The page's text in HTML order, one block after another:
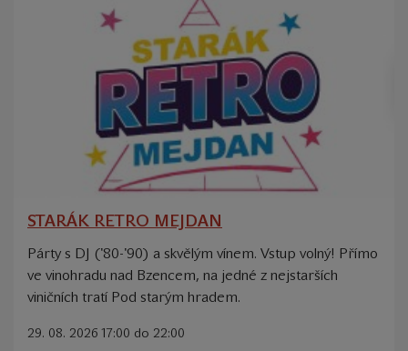
STARÁK RETRO MEJDAN
Párty s DJ ('80-'90) a skvělým vínem. Vstup volný! Přímo
ve vinohradu nad Bzencem, na jedné z nejstarších
viničních tratí Pod starým hradem.
29. 08. 2026 17:00 do 22:00